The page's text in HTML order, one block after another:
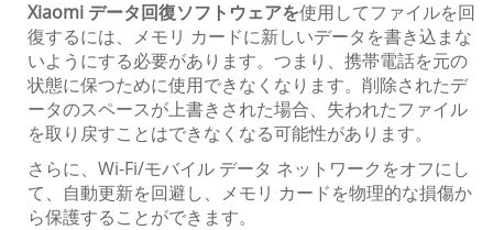
Xiaomi データ回復ソフトウェアを使用してファイルを回
復するには、メモリ カードに新しいデータを書き込まな
いようにする必要があります。つまり、携帯電話を元の
状態に保つために使用できなくなります。削除されたデ
ータのスペースが上書きされた場合、失われたファイル
を取り戻すことはできなくなる可能性があります。
さらに、Wi-Fi/モバイル データ ネットワークをオフにし
て、自動更新を回避し、メモリ カードを物理的な損傷か
ら保護することができます。